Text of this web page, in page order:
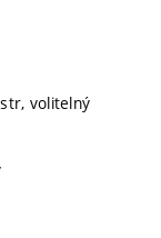
volitelný